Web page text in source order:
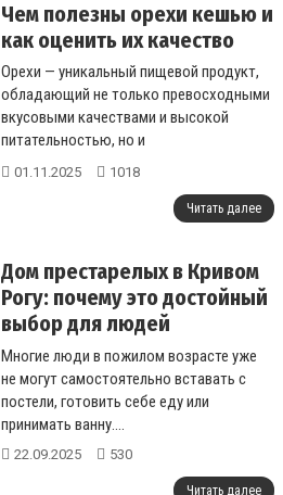
Чем полезны орехи кешью и
как оценить их качество
Орехи — уникальный пищевой продукт,
обладающий не только превосходными
вкусовыми качествами и высокой
питательностью, но и
универсальностью....
01.11.2025 1018
Читать далее
Дом престарелых в Кривом
Рогу: почему это достойный
выбор для людей
преклонного возраста
Многие люди в пожилом возрасте уже
не могут самостоятельно вставать с
постели, готовить себе еду или
принимать ванну....
22.09.2025 530
Читать далее